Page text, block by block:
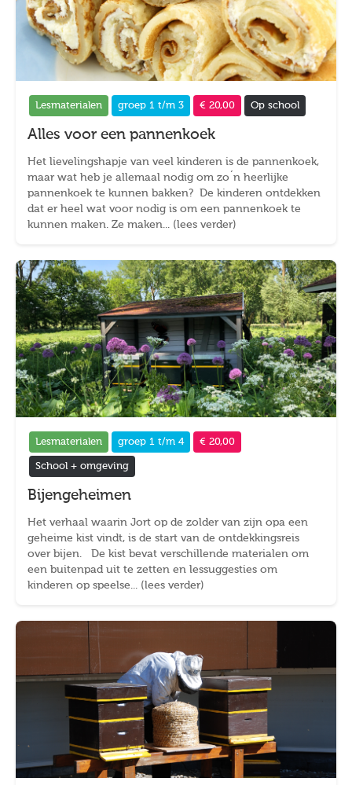
Lesmaterialen groep 1 t/m 3 € 20,00 Op school
Alles voor een pannenkoek
Het lievelingshapje van veel kinderen is de pannenkoek,
maar wat heb je allemaal nodig om zo´n heerlijke
pannenkoek te kunnen bakken? De kinderen ontdekken
dat er heel wat voor nodig is om een pannenkoek te
kunnen maken. Ze maken... (lees verder)
Lesmaterialen groep 1 t/m 4 € 20,00
School + omgeving
Bijengeheimen
Het verhaal waarin Jort op de zolder van zijn opa een
geheime kist vindt, is de start van de ontdekkingsreis
over bijen. De kist bevat verschillende materialen om
een buitenpad uit te zetten en lessuggesties om
kinderen op speelse... (lees verder)